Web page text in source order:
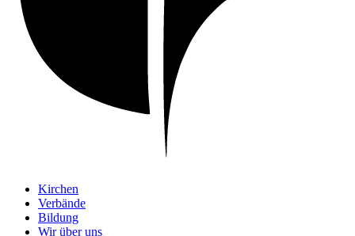
Kirchen
Verbände
Bildung
Wir über uns